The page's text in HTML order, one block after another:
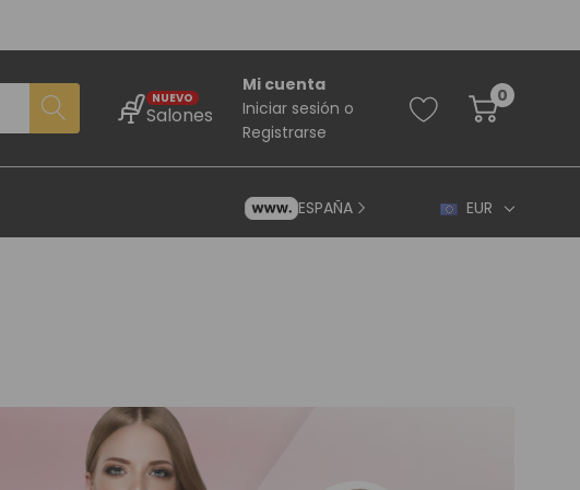
NUEVO
Salones
Mi cuenta
Iniciar sesión o
Registrarse
0
Guía Para Principiantes
Consulta Para Principiantes
ESPAÑA EUR